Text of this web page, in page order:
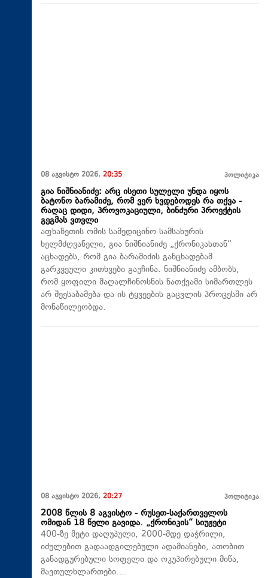
08 აგვისტო 2026, 20:35 პოლიტიკა
გია ნიშნიანიძე: არც ისეთი სულელი უნდა იყოს
ბატონო ბარამიძე, რომ ვერ ხვდებოდეს რა თქვა -
რაღაც დიდი, პროვოკაციული, ბინძური პროექტის
გეგმას ვთვლი
აფხაზეთის ომის სამედიცინო სამსახურის
ხელმძღვანელი, გია ნიშნიანიძე „ქრონიკასთან“
აცხადებს, რომ გია ბარამიძის განცხადებამ
გარკვეული კითხვები გაუჩინა. ნიშნიანიძე ამბობს,
რომ ყოფილი მაღალჩინოსნის ნათქვამი სიმართლეს
არ შეესაბამება და ის ტყვეების გაცვლის პროცესში არ
მონაწილეობდა.
08 აგვისტო 2026, 20:27 პოლიტიკა
2008 წლის 8 აგვისტო - რუსეთ-საქართველოს
ომიდან 18 წელი გავიდა. „ქრონიკის“ სიუჟეტი
400-ზე მეტი დაღუპული, 2000-მდე დაჭრილი,
იძულებით გადაადგილებული ადამიანები, ათობით
განადგურებული სოფელი და ოკუპირებული მიწა,
მავთულხლართები….